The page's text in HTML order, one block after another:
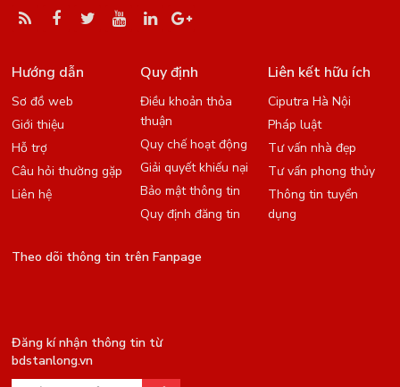
Hướng dẫn
Sơ đồ web
Giới thiệu
Hỗ trợ
Câu hỏi thường gặp
Liên hệ
Quy định
Điều khoản thỏa
thuận
Quy chế hoạt động
Giải quyết khiếu nại
Bảo mật thông tin
Quy định đăng tin
Liên kết hữu ích
Ciputra Hà Nội
Pháp luật
Tư vấn nhà đẹp
Tư vấn phong thủy
Thông tin tuyển
dụng
Theo dõi thông tin trên Fanpage
Đăng kí nhận thông tin từ
bdstanlong.vn